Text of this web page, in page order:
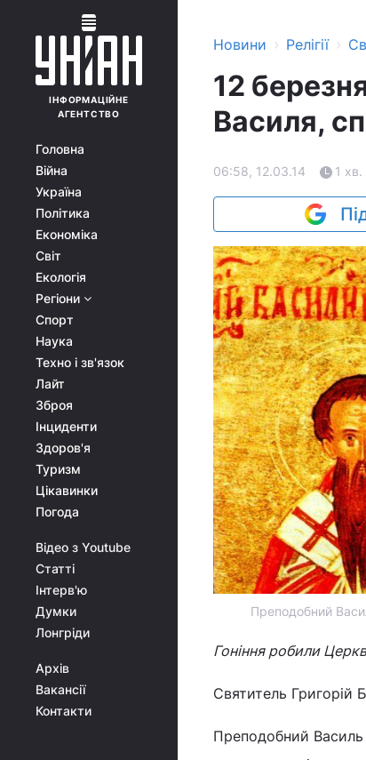
ІНФОРМАЦІЙНЕ
АГЕНТСТВО
Головна
Війна
Україна
Політика
Економіка
Світ
Екологія
Регіони
Спорт
Наука
Техно і зв'язок
Лайт
Зброя
Інциденти
Здоров'я
Туризм
Цікавинки
Погода
Відео з Youtube
Статті
Інтерв'ю
Думки
Лонгріди
Архів
Вакансії
Контакти
Новини › Релігії ›
12
Василя,
06:58, 12.03.14 1 хв.
Преподобний
Гоніння робили
Святитель Григорій
Преподобний Василь